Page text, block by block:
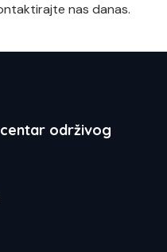
nas danas.
održivog